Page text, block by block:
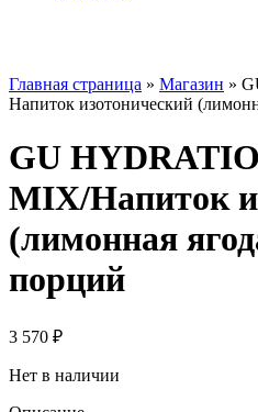
Главная страница » Магазин »
Напиток изотонический
GU
MIX/Напиток
(лимонная
порций
3 570 ₽
Нет в наличии